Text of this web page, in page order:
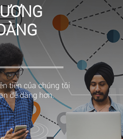
tiến của chúng tôi
dễ dàng hơn.